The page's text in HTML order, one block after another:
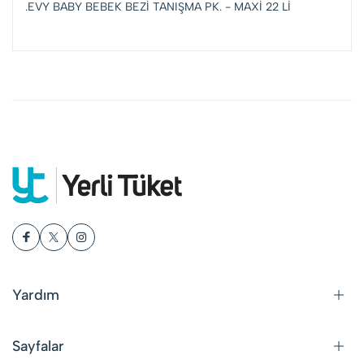
.EVY BABY BEBEK BEZİ TANIŞMA PK. - MAXİ 22 Lİ
Yardım
Sayfalar